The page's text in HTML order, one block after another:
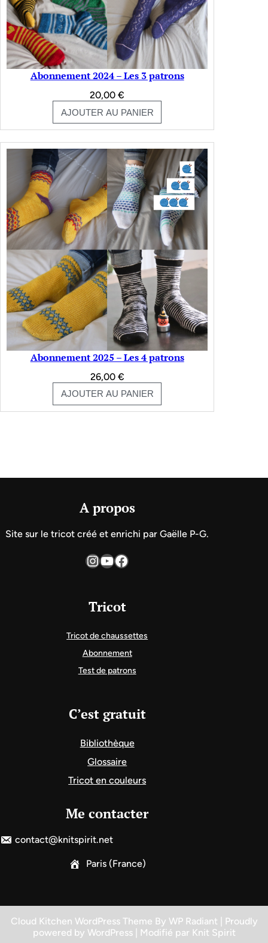
Abonnement 2024 – Les 3 patrons
20,00€
AJOUTER AU PANIER
Abonnement 2025 – Les 4 patrons
26,00 €
AJOUTER AU PANIER
A propos
Site sur le tricot créé et enrichi par Gaëlle P-G.
InstagramYouTube Facebook
Tricot
Tricot de chaussettes
Abonnement
Test de patrons
C’est gratuit
Bibliothèque
Glossaire
Tricot en couleurs
Me contacter
contact@knitspirit.net
Paris (France)
Cloud Kitchen WordPress Theme By WP Radiant | Proudly
powered by WordPress| Modifié par Knit Spirit